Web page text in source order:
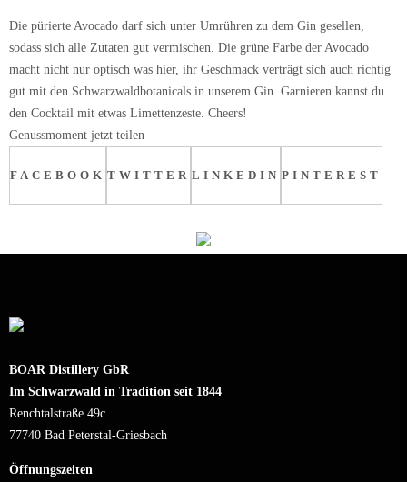
Die pürierte Avocado darf sich unter Umrühren zu dem Gin gesellen,
sodass sich alle Zutaten gut vermischen. Die grüne Farbe der Avocado
macht nicht nur optisch was hier, ihr Geschmack verträgt sich auch richtig
gut mit den Schwarzwaldbotanicals in unserem Gin. Garnieren kannst du
den Cocktail mit etwas Limettenzeste. Cheers!
Genussmoment jetzt teilen
FACEBOOK TWITTER LINKEDIN PINTEREST
BOAR Distillery GbR
Im Schwarzwald in Tradition seit 1844
Renchtalstraße 49c
77740 Bad Peterstal-Griesbach
Öffnungszeiten